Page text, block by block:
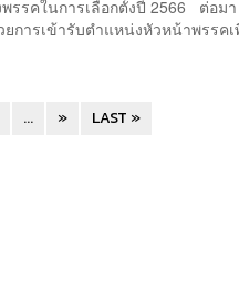
รรคในการเลือกตั้งปี 2566 ต่อมา
ยการเข้ารับตำแหน่งหัวหน้าพรรคเ
... » LAST »